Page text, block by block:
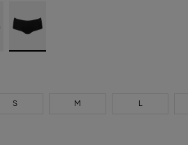
S M L